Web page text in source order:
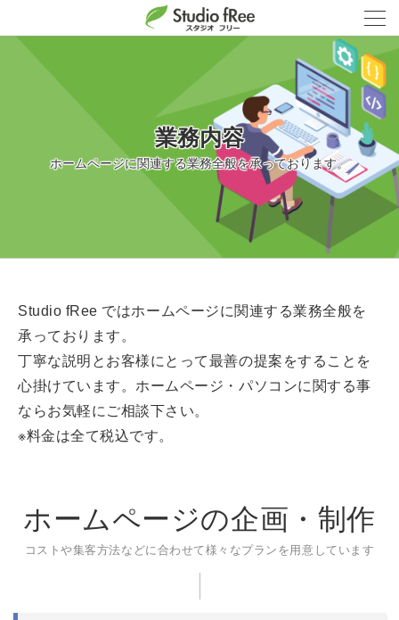
業務内容
ホームページに関連する業務全般を承っております。
Studio fRee ではホームページに関連する業務全般を
承っております。
丁寧な説明とお客様にとって最善の提案をすることを
心掛けています。ホームページ・パソコンに関する事
ならお気軽にご相談下さい。
※料金は全て税込です。
ホームページの企画・制作
コストや集客方法などに合わせて様々なプランを用意しています